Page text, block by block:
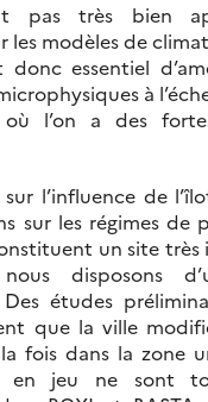
pas très bien
modèles de
essentiel
à
l’on a des
l’influence de
sur les régimes de
un site très
disposons
études
que la ville
fois dans la zone
en jeu ne sont